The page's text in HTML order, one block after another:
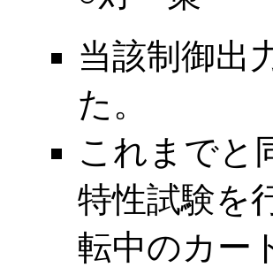
当該制御出
た。
これまでと
特性試験を
転中のカー